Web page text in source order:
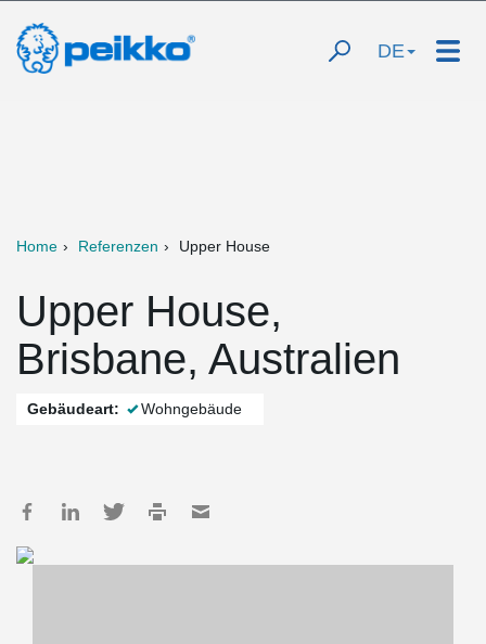
DE
Home Referenzen Upper House
Upper House,
Brisbane, Australien
Gebäudeart: Wohngebäude